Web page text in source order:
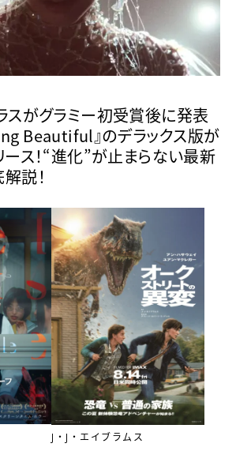
スがグラミー初受賞後に発表
Beautiful』のデラックス版が
ース！“進化”が止まらない最新
説！
J・J・エイブラムス